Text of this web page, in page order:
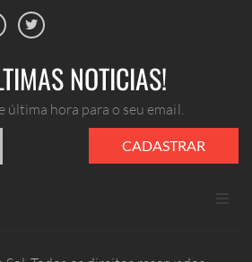
NOTICIAS!
última hora para o seu email.
CADASTRAR